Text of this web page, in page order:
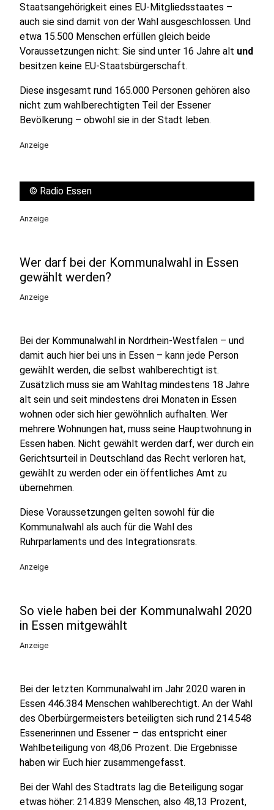
Staatsangehörigkeit eines EU-Mitgliedsstaates –
auch sie sind damit von der Wahl ausgeschlossen. Und
etwa 15.500 Menschen erfüllen gleich beide
Voraussetzungen nicht: Sie sind unter 16 Jahre alt und
besitzen keine EU-Staatsbürgerschaft.
Diese insgesamt rund 165.000 Personen gehören also
nicht zum wahlberechtigten Teil der Essener
Bevölkerung – obwohl sie in der Stadt leben.
Anzeige
© Radio Essen
Anzeige
Wer darf bei der Kommunalwahl in Essen
gewählt werden?
Anzeige
Bei der Kommunalwahl in Nordrhein-Westfalen – und
damit auch hier bei uns in Essen – kann jede Person
gewählt werden, die selbst wahlberechtigt ist.
Zusätzlich muss sie am Wahltag mindestens 18 Jahre
alt sein und seit mindestens drei Monaten in Essen
wohnen oder sich hier gewöhnlich aufhalten. Wer
mehrere Wohnungen hat, muss seine Hauptwohnung in
Essen haben. Nicht gewählt werden darf, wer durch ein
Gerichtsurteil in Deutschland das Recht verloren hat,
gewählt zu werden oder ein öffentliches Amt zu
übernehmen.
Diese Voraussetzungen gelten sowohl für die
Kommunalwahl als auch für die Wahl des
Ruhrparlaments und des Integrationsrats.
Anzeige
So viele haben bei der Kommunalwahl 2020
in Essen mitgewählt
Anzeige
Bei der letzten Kommunalwahl im Jahr 2020 waren in
Essen 446.384 Menschen wahlberechtigt. An der Wahl
des Oberbürgermeisters beteiligten sich rund 214.548
Essenerinnen und Essener – das entspricht einer
Wahlbeteiligung von 48,06 Prozent. Die Ergebnisse
haben wir Euch hier zusammengefasst.
Bei der Wahl des Stadtrats lag die Beteiligung sogar
etwas höher: 214.839 Menschen, also 48,13 Prozent,